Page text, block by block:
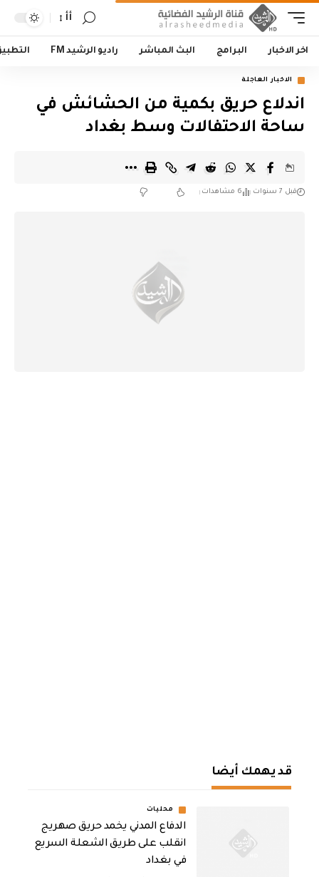
أأ
اخر الاخبار البرامج البث المباشر راديو الرشيد FM
الاخبار العاجلة
اندلاع حريق بكمية من الحشائش في
ساحة الاحتفالات وسط بغداد
قبل 7 سنوات 6 مشاهدات
قد يهمك أيضا
محليات
الدفاع المدني يخمد حريق صهريج
انقلب على طريق الشعلة السريع
في بغداد